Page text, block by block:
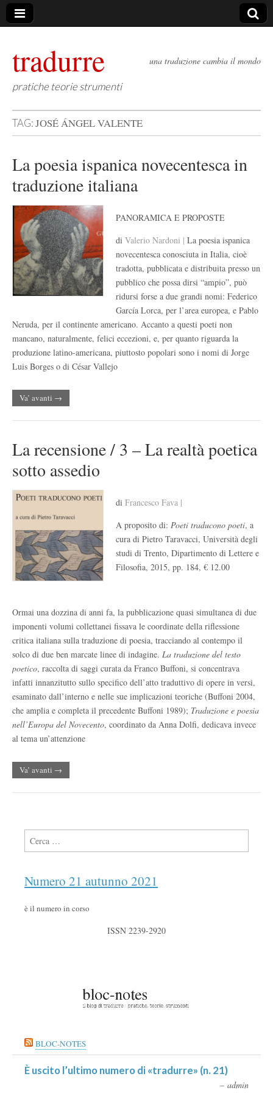
tradurre
pratiche teorie strumenti
una traduzione cambia il mondo
TAG:JOSÉ ÁNGEL VALENTE
La poesia ispanica novecentesca in
traduzione italiana
PANORAMICA E PROPOSTE
di Valerio Nardoni | La poesia ispanica
novecentesca conosciuta in Italia, cioè
tradotta, pubblicata e distribuita presso un
pubblico che possa dirsi “ampio”, può
ridursi forse a due grandi nomi: Federico
García Lorca, per l’area europea, e Pablo
Neruda, per il continente americano. Accanto a questi poeti non
mancano, naturalmente, felici eccezioni, e, per quanto riguarda la
produzione latino-americana, piuttosto popolari sono i nomi di Jorge
Luis Borges o di César Vallejo
Va’ avanti →
La recensione / 3 – La realtà poetica
sotto assedio
di Francesco Fava |
A proposito di: Poeti traducono poeti, a
cura di Pietro Taravacci, Università degli
studi di Trento, Dipartimento di Lettere e
Filosofia, 2015, pp. 184, € 12.00
Ormai una dozzina di anni fa, la pubblicazione quasi simultanea di due
imponenti volumi collettanei fissava le coordinate della riflessione
critica italiana sulla traduzione di poesia, tracciando al contempo il
solco di due ben marcate linee di indagine. La traduzione del testo
poetico, raccolta di saggi curata da Franco Buffoni, si concentrava
infatti innanzitutto sullo specifico dell’atto traduttivo di opere in versi,
esaminato dall’interno e nelle sue implicazioni teoriche (Buffoni 2004,
che amplia e completa il precedente Buffoni 1989); Traduzione e poesia
nell’Europa del Novecento, coordinato da Anna Dolfi, dedicava invece
al tema un’attenzione
Va’ avanti →
Ricerca per:
Numero 21 autunno 2021
è il numero in corso
ISSN 2239-2920
BLOC-NOTES
È uscito l’ultimo numero di «tradurre» (n. 21)
admin